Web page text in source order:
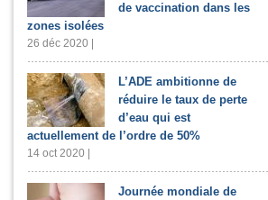
de vaccination dans les
zones isolées
26 déc 2020 |
L’ADE ambitionne de
réduire le taux de perte
d’eau qui est
actuellement de l’ordre de 50%
14 oct 2020 |
Journée mondiale de